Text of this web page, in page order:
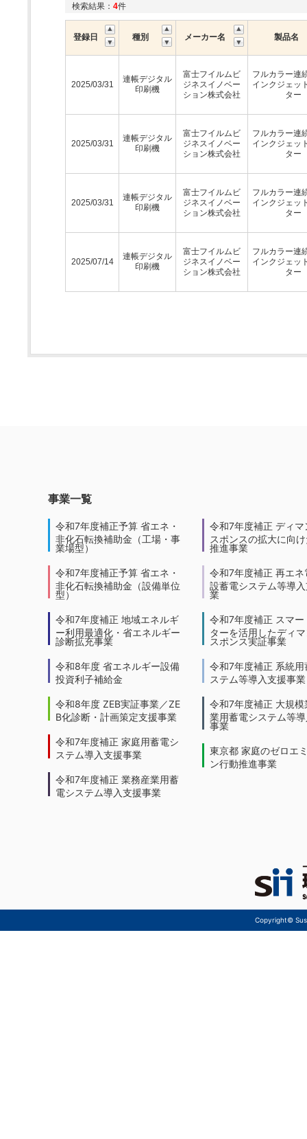
検索結果： 4件
登録日 種別 メーカー名 製品名
2025/03/31
連帳デジタル
印刷機
富士フイルムビ
ジネスイノベー
ション株式会社
フルカラー連
インクジェッ
ター
2025/03/31
連帳デジタル
印刷機
富士フイルムビ
ジネスイノベー
ション株式会社
フルカラー連
インクジェッ
ター
2025/03/31
連帳デジタル
印刷機
富士フイルムビ
ジネスイノベー
ション株式会社
フルカラー連
インクジェッ
ター
2025/07/14
連帳デジタル
印刷機
富士フイルムビ
ジネスイノベー
ション株式会社
フルカラー連
インクジェッ
ター
事業一覧
令和7年度補正予算 省エネ・
非化石転換補助金（工場・事
業場型）
令和7年度補正予算 省エネ・
非化石転換補助金（設備単位
型）
令和7年度補正 地域エネルギ
ー利用最適化・省エネルギー
診断拡充事業
令和8年度 省エネルギー設備
投資利子補給金
令和8年度 ZEB実証事業／ZE
B化診断・計画策定支援事業
令和7年度補正 家庭用蓄電シ
ステム導入支援事業
令和7年度補正 業務産業用蓄
電システム導入支援事業
令和7年度補正 ディマ
スポンスの拡大に向
推進事業
令和7年度補正 再エネ
設蓄電システム等導
業
令和7年度補正 スマー
ターを活用したディ
スポンス実証事業
令和7年度補正 系統用
ステム等導入支援事業
令和7年度補正 大規模
業用蓄電システム等
事業
東京都 家庭のゼロエ
ン行動推進事業
Copyright©